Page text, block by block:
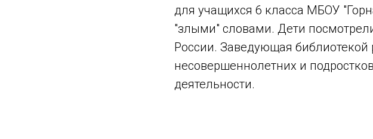
для учащихся 6 класса МБОУ
"злыми" словами. Дети
России. Заведующая библиотекой
несовершеннолетних и
деятельности.